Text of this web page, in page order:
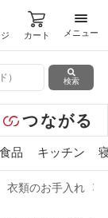
カート
メニ
メニュー
検索
つながる
食品 キッチン
衣類のお手入れ